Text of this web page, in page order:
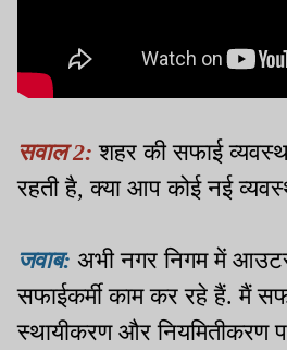
सवाल 2:शहर की सफाई
रहती है, क्या आप कोई नई
जवाब: अभी नगर निगम में
सफाईकर्मी काम कर रहे हैं. मैं
स्थायीकरण और नियमितीकरण